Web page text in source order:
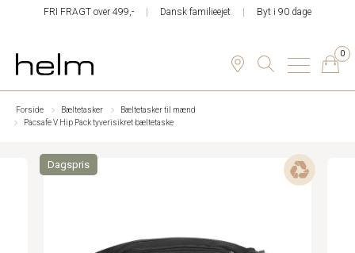
FRI FRAGT over 499,- Dansk familieejet Byt i 90 dage
0
Forside Bæltetasker
Bæltetasker til mænd
Pacsafe V Hip Pack tyverisikret bæltetaske
Dagspris